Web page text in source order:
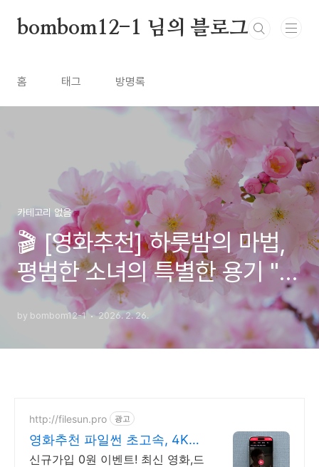
bombom12-1 님의 블로그
홈 태그 방명록
카테고리 없음
🎬 [영화추천] 하룻밤의 마법,
평범한 소녀의 특별한 용기 "메
리와 마녀의 꽃"
by bombom12-1 2026. 2. 26.
http://filesun.pro 광고
영화추천 파일썬 초고속, 4K
실시간 보기!
신규가입 0원 이벤트! 최신 영화,드